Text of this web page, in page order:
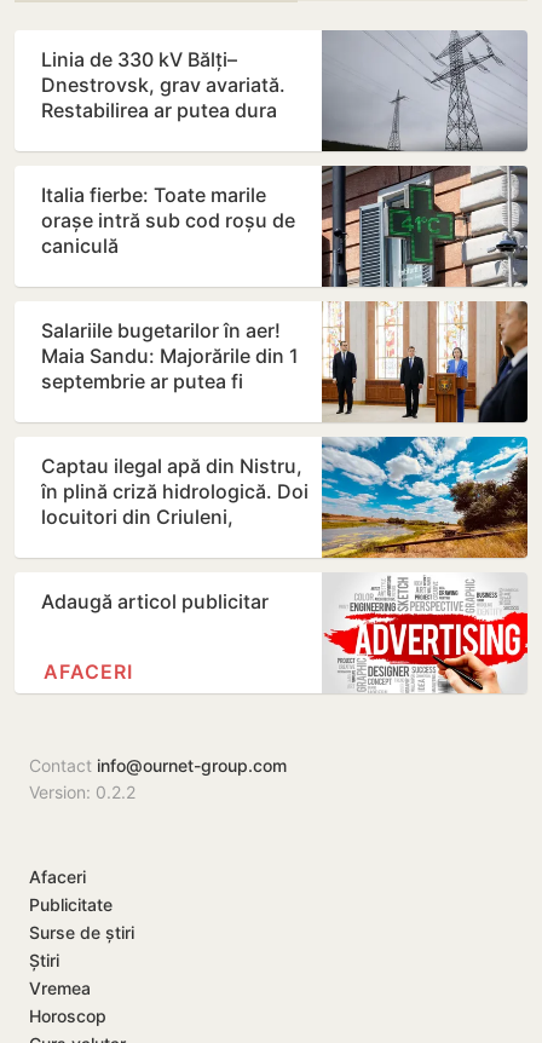
Linia de 330 kV Bălți–
Dnestrovsk, grav avariată.
Restabilirea ar putea dura
Italia fierbe: Toate marile
orașe intră sub cod roșu de
caniculă
Salariile bugetarilor în aer!
Maia Sandu: Majorările din 1
septembrie ar putea fi
Captau ilegal apă din Nistru,
în plină criză hidrologică. Doi
locuitori din Criuleni,
Adaugă articol publicitar
AFACERI
Contact info@ournet-group.com
Version: 0.2.2
Afaceri
Publicitate
Surse de știri
Știri
Vremea
Horoscop